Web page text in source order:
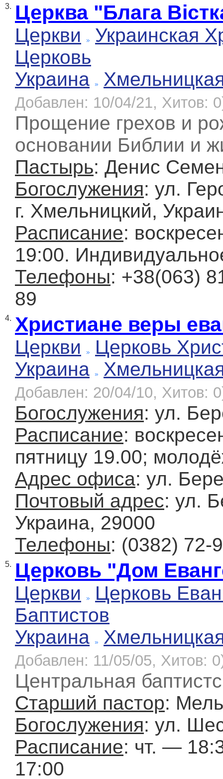
3. Церква "Блага
Церкви
Украинская
Церковь
Украина
Добавлен: 10/04/21, Хитов:
Прощение грехов и
основании Библии и
Пастырь: Денис
Богослужения: ул.
г. Хмельницкий,
Расписание:
19:00.
Телефоны: +38(063)
89
4. Христиане веры
Церкви
Церковь
Украина
Добавлен: 20/04/10, Хитов:
Богослужения: ул.
Расписание:
пятницу 19.00;
Адрес офиса: ул.
Почтовый адрес: ул.
Украина, 29000
Телефоны: (0382) 72-
5. Церковь "Дом
Церкви
Церковь
Баптистов
Украина
Добавлен: 11/05/05, Хитов:
Центральная
Старший пастор:
Богослужения: ул.
Расписание: чт. —
17:00